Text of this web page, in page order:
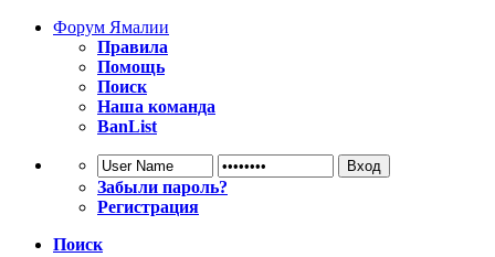
Форум Ямалии
Правила
Помощь
Поиск
Наша команда
BanList
Забыли пароль?
Регистрация
Поиск